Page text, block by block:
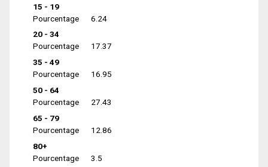
15 - 19
Pourcentage
6.24
20 - 34
Pourcentage
17.37
35 - 49
Pourcentage
16.95
50 - 64
Pourcentage
27.43
65 - 79
Pourcentage
12.86
80+
Pourcentage
3.5